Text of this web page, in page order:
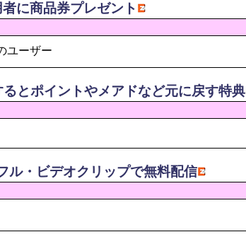
に商品券プレゼント
ユーザー
とポイントやメアドなど元に戻す特典
・ビデオクリップで無料配信